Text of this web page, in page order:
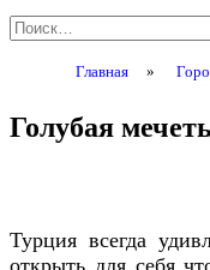
Найти:
Главная »
Голубая
Турция всегда
открыть для себя